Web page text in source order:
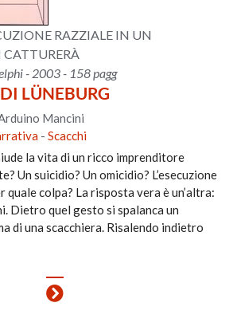
RAZZIALE IN UN
- 2003 - 158 pagg
LÜNEBURG
Mancini
-Scacchi
la vita di un ricco imprenditore
Un suicidio? Un omicidio? L’esecuzione
quale colpa? La risposta vera è un’altra:
Dietro quel gesto si spalanca un
di una scacchiera. Risalendo indietro